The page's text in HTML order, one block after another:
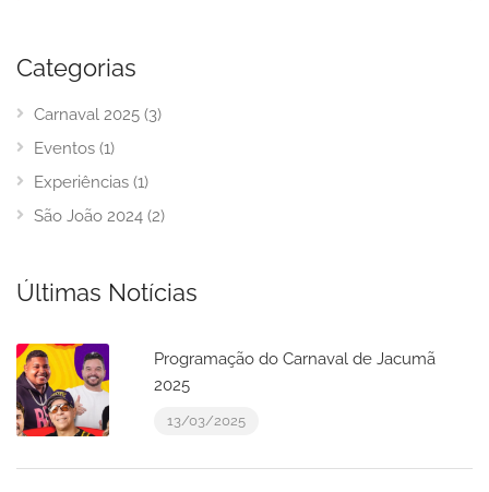
Categorias
Carnaval 2025 (3)
Eventos (1)
Experiências (1)
São João 2024 (2)
Últimas Notícias
Programação do Carnaval de Jacumã
2025
13/03/2025